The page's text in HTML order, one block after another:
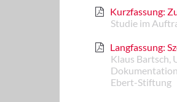
Kurzfassung:
Studie im
Langfassung:
Klaus Bartsch,
Ebert-Stiftung